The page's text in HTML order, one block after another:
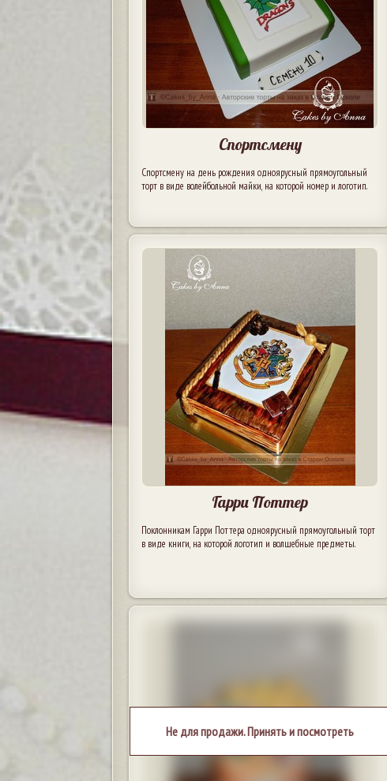
Спортсмену
Спортсмену на день рождения одноярусный прямоугольный
торт в виде волейбольной майки, на которой номер и логотип.
Гарри Поттер
Поклонникам Гарри Поттера одноярусный прямоугольный торт
в виде книги, на которой логотип и волшебные предметы.
Не для продажи. Принять и посмотреть